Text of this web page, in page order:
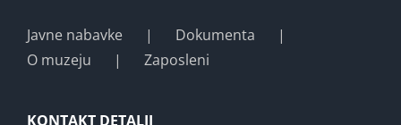
Javne nabavke
Dokumenta
O muzeju
Zaposleni
KONTAKT DETALJI